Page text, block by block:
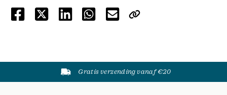
Gratis verzending vanaf €20